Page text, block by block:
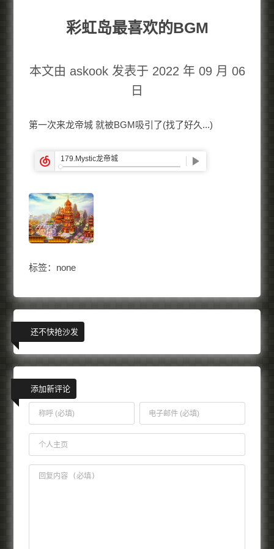
彩虹岛最喜欢的BGM
本文由 askook 发表于 2022 年 09 月 06
日
第一次来龙帝城 就被BGM吸引了(找了好久...)
标签：none
还不快抢沙发
添加新评论